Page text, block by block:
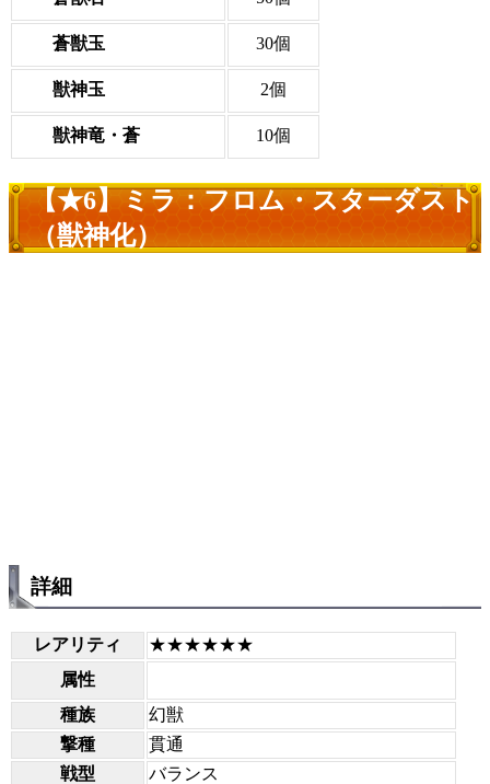
蒼獣玉 30個
獣神玉 2個
獣神竜・蒼 10個
【★6】ミラ：フロム・スターダスト
（獣神化）
詳細
レアリティ
★★★★★★
属性
種族
幻獣
撃種
貫通
戦型
バランス